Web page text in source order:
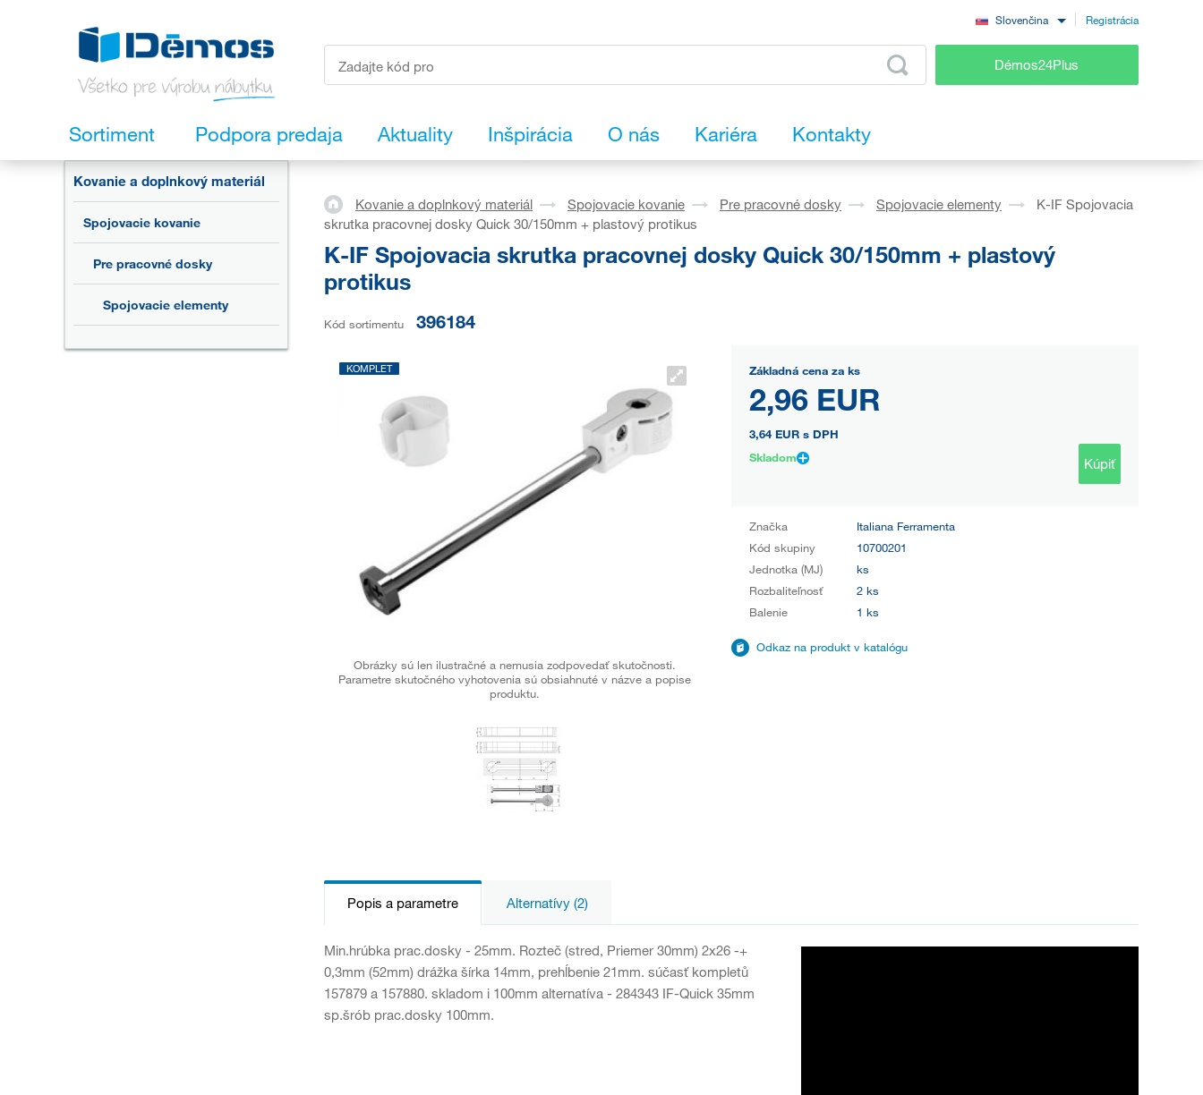
Slovenčina Registrácia
Démos24Plus
Sortiment Podpora predaja Aktuality Inšpirácia O nás Kariéra Kontakty
Kovanie a doplnkový materiál
Spojovacie kovanie
Pre pracovné dosky
Spojovacie elementy
Kovanie a doplnkový materiál Spojovacie kovanie Pre pracovné dosky Spojovacie elementy
K-IF Spojovacia
skrutka pracovnej dosky Quick 30/150mm + plastový protikus
K-IF Spojovacia skrutka pracovnej dosky Quick 30/150mm + plastový
protikus
Kód sortimentu 396184
KOMPLET
Obrázky sú len ilustračné a nemusia zodpovedať skutočnosti.
Parametre skutočného vyhotovenia sú obsiahnuté v názve a popise
produktu.
Základná cena za ks
2,96 EUR
3,64 EUR s DPH
Skladom
Kúpiť
Značka
Italiana Ferramenta
Kód skupiny
10700201
Jednotka (MJ)
ks
Rozbaliteľnosť
2 ks
Balenie
1 ks
Odkaz na produkt v katalógu
Popis a parametre Alternatívy (2)
Min.hrúbka prac.dosky - 25mm. Rozteč (stred, Priemer 30mm) 2x26 -+
0,3mm (52mm) drážka šírka 14mm, prehĺbenie 21mm. súčasť kompletů
157879 a 157880. skladom i 100mm alternatíva - 284343 IF-Quick 35mm
sp.šrób prac.dosky 100mm.